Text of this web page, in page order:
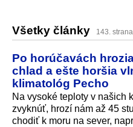
Všetky články 143. strana
Po horúčavách
chlad a ešte horšia
klimatológ Pecho
Na vysoké teploty v našich
zvyknúť, hrozí nám až 45
chodiť k moru na sever,